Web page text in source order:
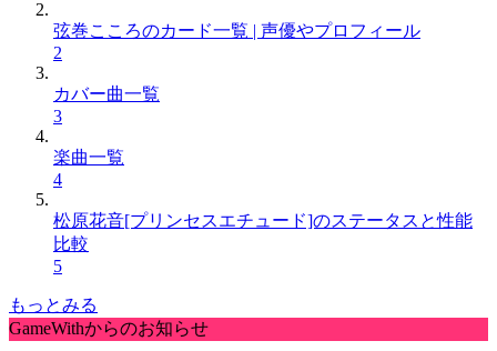
弦巻こころのカード一覧 | 声優やプロフィール
2
カバー曲一覧
3
楽曲一覧
4
松原花音[プリンセスエチュード]のステータスと性能
比較
5
もっとみる
GameWithからのお知らせ